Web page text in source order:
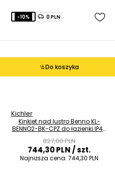
Do koszyka
-10% 0 PLN
Kichler
Kinkiet nad lustro Benno KL-
BENNO2-BK-CPZ do łazienki IP44
827,00 PLN
744,30 PLN/ szt.
Najniższa cena: 744,30 PLN